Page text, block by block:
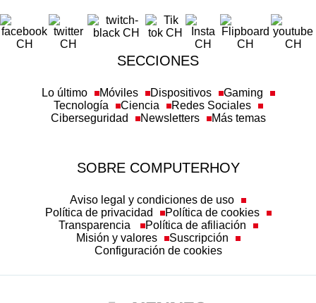
SECCIONES
Tecnología
Ciencia
Redes Sociales
Ciberseguridad
Newsletters Más temas
Política de privacidad
Política de cookies
Transparencia
Política de afiliación
Misión y valores
Suscripción
Configuración de cookies